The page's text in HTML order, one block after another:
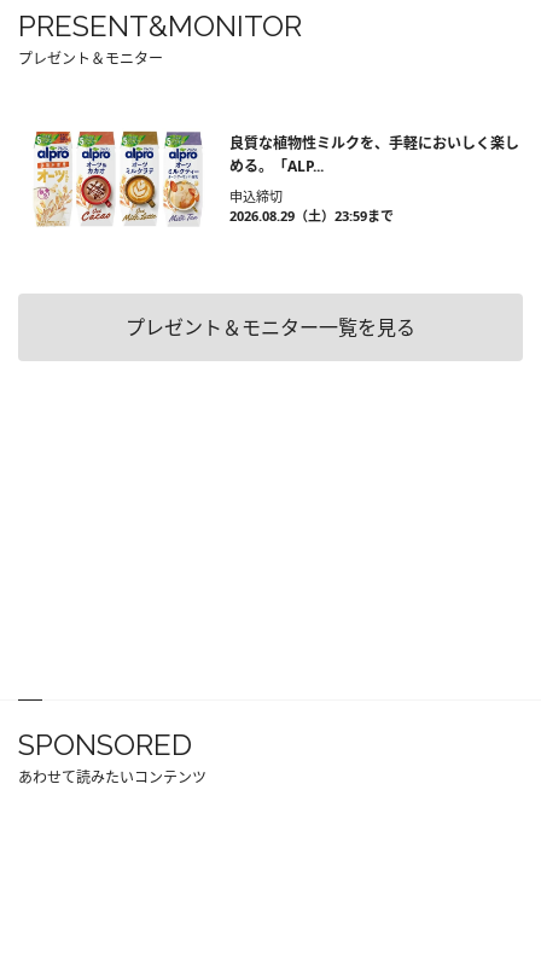
PRESENT&MONITOR
プレゼント＆モニター
良質な植物性ミルクを、手軽においしく楽し
める。「ALP...
申込締切
2026.08.29（土）23:59まで
プレゼント＆モニター一覧を見る
SPONSORED
あわせて読みたいコンテンツ